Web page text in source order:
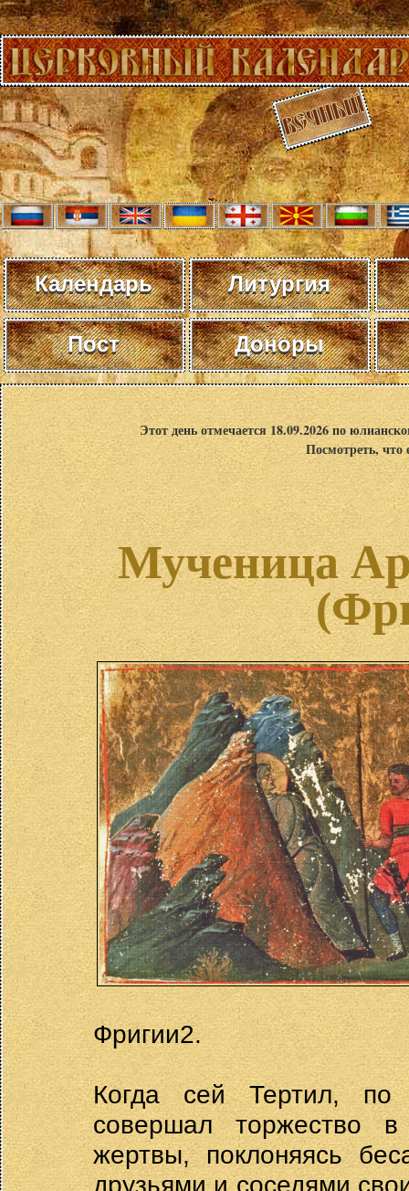
Календарь Литургия
Пост Доноры
Этот день отмечается 18.09.2026 по
Посмотреть,
Мученица
Фригии2.
Когда сей Тертил, по
совершал торжество
жертвы, поклоняясь
друзьями и соседями